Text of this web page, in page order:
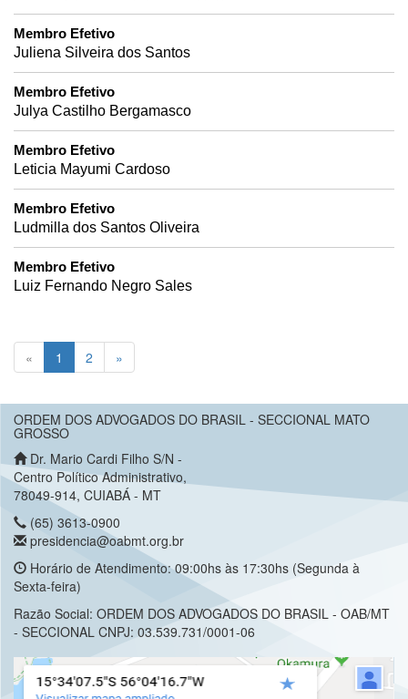
Membro Efetivo
Juliena Silveira dos Santos
Membro Efetivo
Julya Castilho Bergamasco
Membro Efetivo
Leticia Mayumi Cardoso
Membro Efetivo
Ludmilla dos Santos Oliveira
Membro Efetivo
Luiz Fernando Negro Sales
« 1 (current)
2 »
ORDEM DOS ADVOGADOS DO BRASIL - SECCIONAL MATO
GROSSO
Dr. Mario Cardi Filho S/N -
Centro Político Administrativo,
78049-914, CUIABÁ - MT
(65) 3613-0900
presidencia@oabmt.org.br
Horário de Atendimento: 09:00hs às 17:30hs (Segunda à
Sexta-feira)
Razão Social: ORDEM DOS ADVOGADOS DO BRASIL - OAB/MT
- SECCIONAL CNPJ: 03.539.731/0001-06